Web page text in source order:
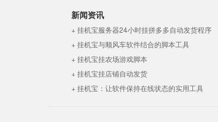
新闻资讯
+ 挂机宝服务器24小时挂拼多多自动发货程序
+ 挂机宝与顺风车软件结合的脚本工具
+ 挂机宝挂农场游戏脚本
+ 挂机宝挂店铺自动发货
+ 挂机宝：让软件保持在线状态的实用工具